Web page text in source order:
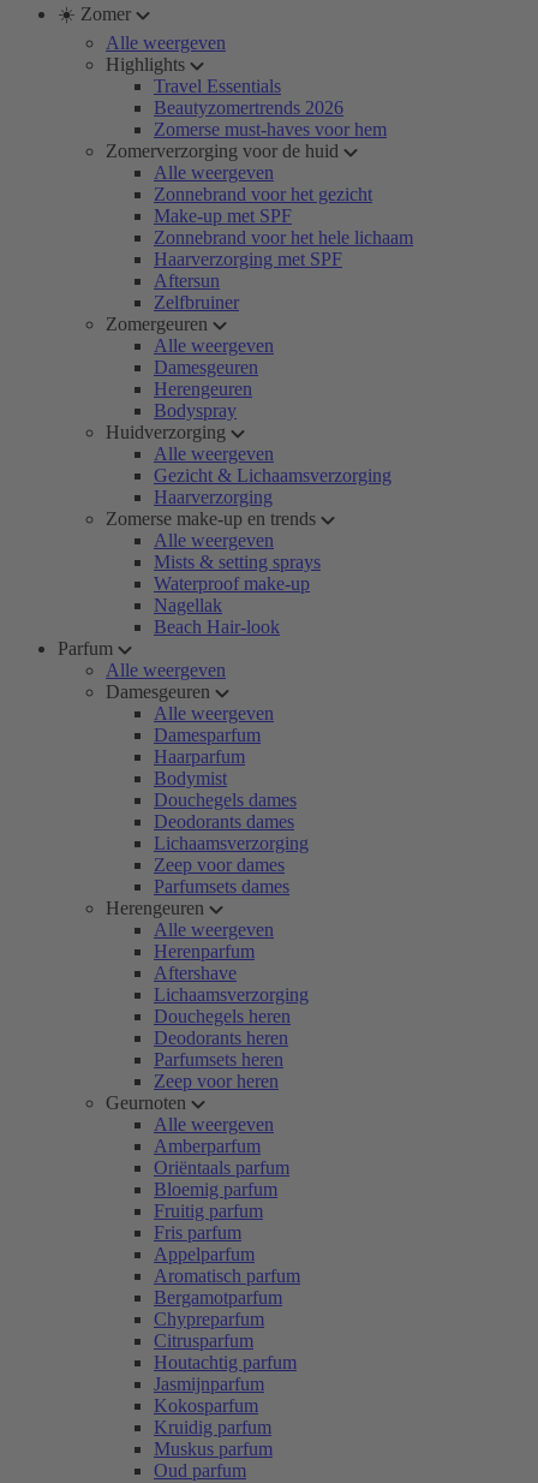
☀️ Zomer
Alle weergeven
Highlights
Travel Essentials
Beautyzomertrends 2026
Zomerse must-haves voor hem
Zomerverzorging voor de huid
Alle weergeven
Zonnebrand voor het gezicht
Make-up met SPF
Zonnebrand voor het hele lichaam
Haarverzorging met SPF
Aftersun
Zelfbruiner
Zomergeuren
Alle weergeven
Damesgeuren
Herengeuren
Bodyspray
Huidverzorging
Alle weergeven
Gezicht & Lichaamsverzorging
Haarverzorging
Zomerse make-up en trends
Alle weergeven
Mists & setting sprays
Waterproof make-up
Nagellak
Beach Hair-look
Parfum
Alle weergeven
Damesgeuren
Alle weergeven
Damesparfum
Haarparfum
Bodymist
Douchegels dames
Deodorants dames
Lichaamsverzorging
Zeep voor dames
Parfumsets dames
Herengeuren
Alle weergeven
Herenparfum
Aftershave
Lichaamsverzorging
Douchegels heren
Deodorants heren
Parfumsets heren
Zeep voor heren
Geurnoten
Alle weergeven
Amberparfum
Oriëntaals parfum
Bloemig parfum
Fruitig parfum
Fris parfum
Appelparfum
Aromatisch parfum
Bergamotparfum
Chypreparfum
Citrusparfum
Houtachtig parfum
Jasmijnparfum
Kokosparfum
Kruidig parfum
Muskus parfum
Oud parfum